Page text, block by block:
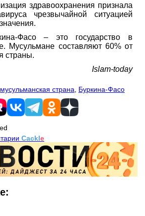
здравоохранения признала
чрезвычайной ситуацией
Фасо – это государство в
Мусульмане составляют 60% от
страны.
Islam-today
мусульманская страна Буркина-Фасо
Cackle